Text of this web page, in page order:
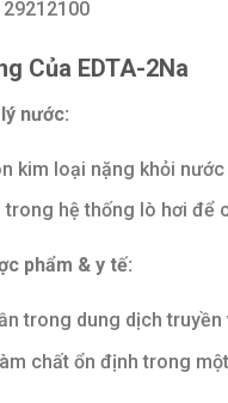
29212100
Của EDTA-2Na
nước:
kim loại nặng khỏi
trong hệ thống lò hơi để
phẩm & y tế:
trong dung dịch
chất ổn định trong